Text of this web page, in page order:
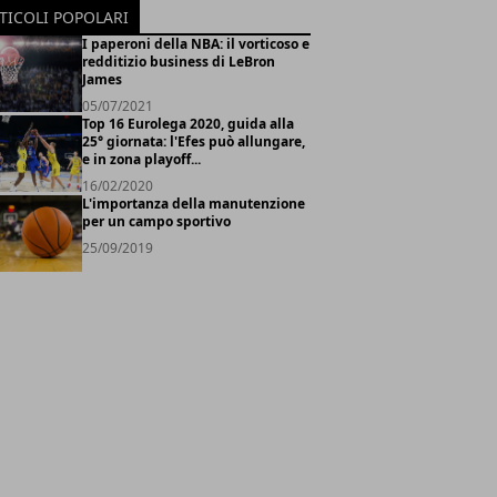
POPOLARI
I paperoni della NBA: il vorticoso e
redditizio business di LeBron
James
05/07/2021
Top 16 Eurolega 2020, guida alla
25° giornata: l'Efes può allungare,
e in zona playoff...
16/02/2020
L'importanza della manutenzione
per un campo sportivo
25/09/2019